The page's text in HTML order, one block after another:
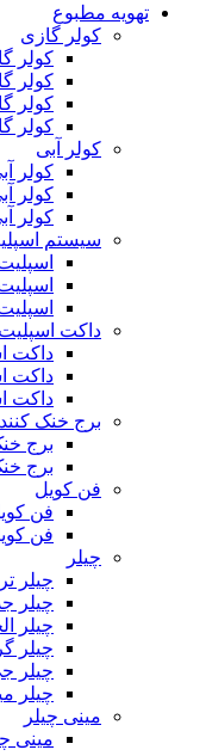
تهویه مطبوع
کولر گازی
کولر
کولر
کولر
کولر
کولر آبی
کولر
کولر
کولر
سیستم
داکت اسپلیت
داکت
داکت
داکت
برج خنک
برج
برج
فن کویل
فن
فن
چیلر
چیلر
چیلر
چیلر
چیلر
چیلر
چیلر
مینی چیلر
مینی